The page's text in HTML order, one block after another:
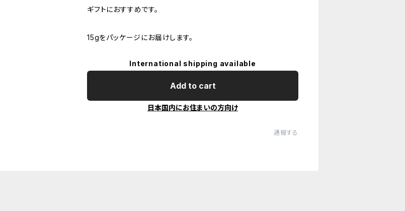
ギフトにおすすめです。
15gをパッケージにお届けします。
International shipping available
Add to cart
日本国内にお住まいの方向け
通報する